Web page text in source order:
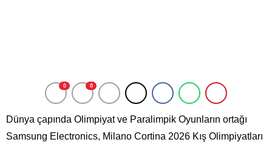
0 0
Dünya çapında Olimpiyat ve Paralimpik Oyunların ortağı
Samsung Electronics, Milano Cortina 2026 Kış Olimpiyatları